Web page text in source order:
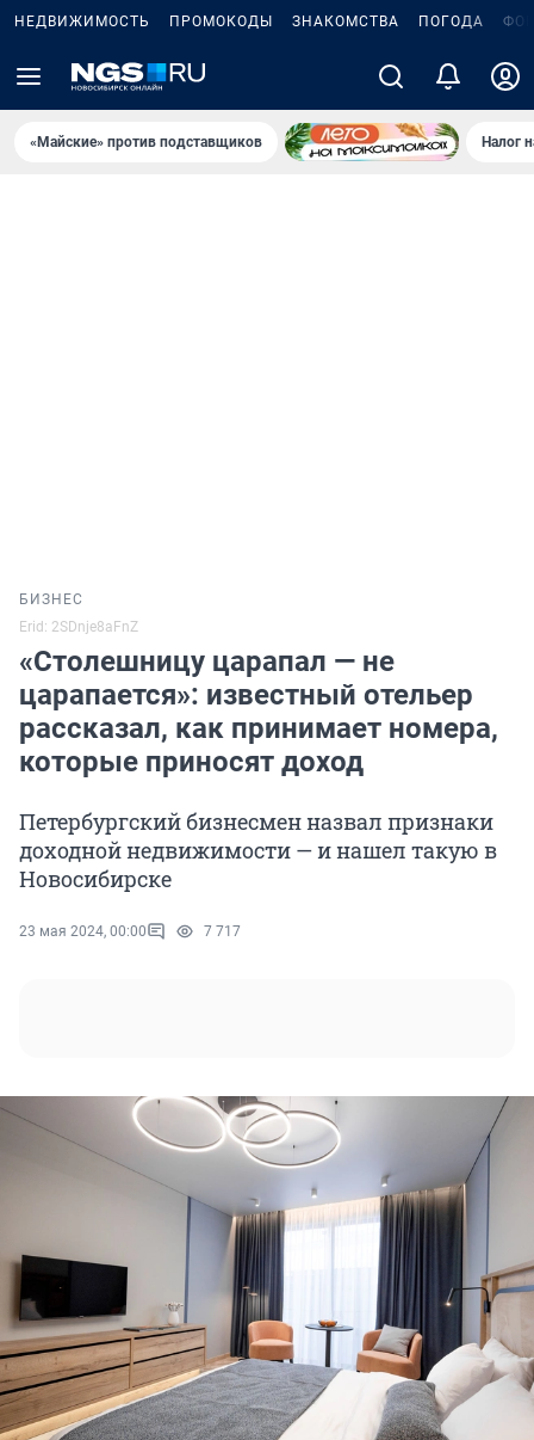
НЕДВИЖИМОСТЬ ПРОМОКОДЫ ЗНАКОМСТВА ПОГОДА
«Майские» против подставщиков Налог
БИЗНЕС
Erid: 2SDnje8aFnZ
«Столешницу царапал — не
царапается»: известный отельер
рассказал, как принимает номера,
которые приносят доход
Петербургский бизнесмен назвал признаки
доходной недвижимости — и нашел такую в
Новосибирске
23 мая 2024, 00:00 7 717